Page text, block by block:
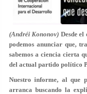
(Andréi Kononov) Desde
podemos anunciar que,
sabemos a ciencia cierta
del actual partido político
Nuestro informe, al que
arranca buscando la